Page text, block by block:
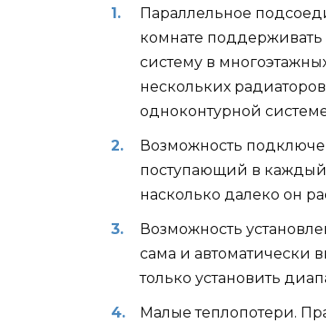
Параллельное
комнате поддерживать
систему в
нескольких
одноконтурной
Возможность
поступающий в каждый
насколько далеко он
Возможность
сама и автоматически
только установить
Малые теплопотери.